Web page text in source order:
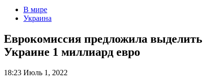
В мире
Украина
Еврокомиссия предложила выделить
Украине 1 миллиард евро
18:23 Июль 1, 2022